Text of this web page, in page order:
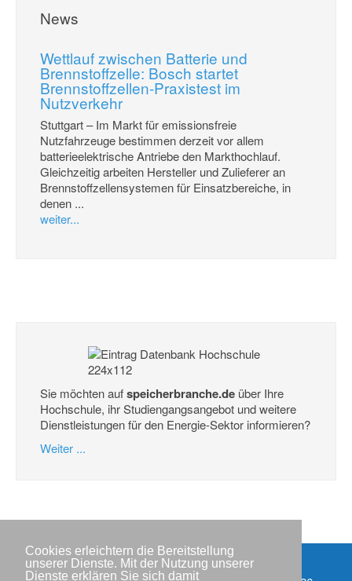
Cookies erleichtern die Bereitstellung
unserer Dienste. Mit der Nutzung unserer
Dienste erklären Sie sich damit
News
Wettlauf zwischen Batterie und
Brennstoffzelle: Bosch startet
Brennstoffzellen-Praxistest im
Nutzverkehr
Stuttgart – Im Markt für emissionsfreie
Nutzfahrzeuge bestimmen derzeit vor allem
batterieelektrische Antriebe den Markthochlauf.
Gleichzeitig arbeiten Hersteller und Zulieferer an
Brennstoffzellensystemen für Einsatzbereiche, in
denen ...
weiter...
Sie möchten aufspeicherbranche.de über Ihre
Hochschule, ihr Studiengangsangebot und weitere
Dienstleistungen für den Energie-Sektor informieren?
Weiter ...